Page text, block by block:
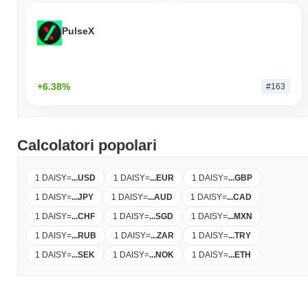
PulseX
+6.38% #163
Calcolatori popolari
1 DAISY=...USD 1 DAISY=...EUR 1 DAISY=...GBP
1 DAISY=...JPY 1 DAISY=...AUD 1 DAISY=...CAD
1 DAISY=...CHF 1 DAISY=...SGD 1 DAISY=...MXN
1 DAISY=...RUB 1 DAISY=...ZAR 1 DAISY=...TRY
1 DAISY=...SEK 1 DAISY=...NOK 1 DAISY=...ETH